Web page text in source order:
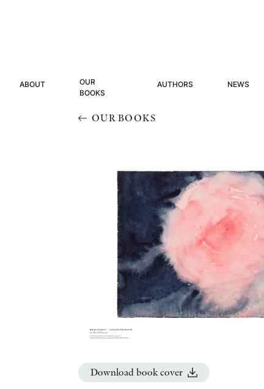
ABOUT
OUR
BOOKS
AUTHORS NEWS
OUR BOOKS
Download book cover